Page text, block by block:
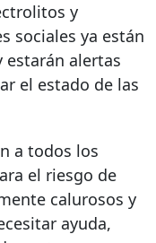
y
sociales ya están
alertas
el estado de las
a todos los
el riesgo de
calurosos y
ayuda,